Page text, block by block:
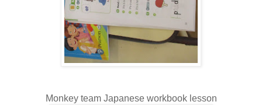
Monkey team Japanese workbook lesson